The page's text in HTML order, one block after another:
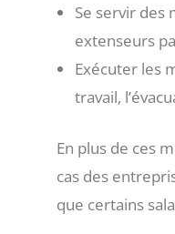
Se servir des
extenseurs
Exécuter les
travail,
En plus de ces
cas des
que certains